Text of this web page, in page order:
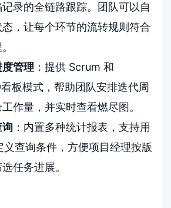
录的全链路跟踪。团队可以自
，让每个环节的流转规则符合
管理 ：提供 Scrum 和
板模式，帮助团队安排迭代周
作量，并实时查看燃尽图。
询：内置多种统计报表，支持用
查询条件，方便项目经理按版
任务进展。